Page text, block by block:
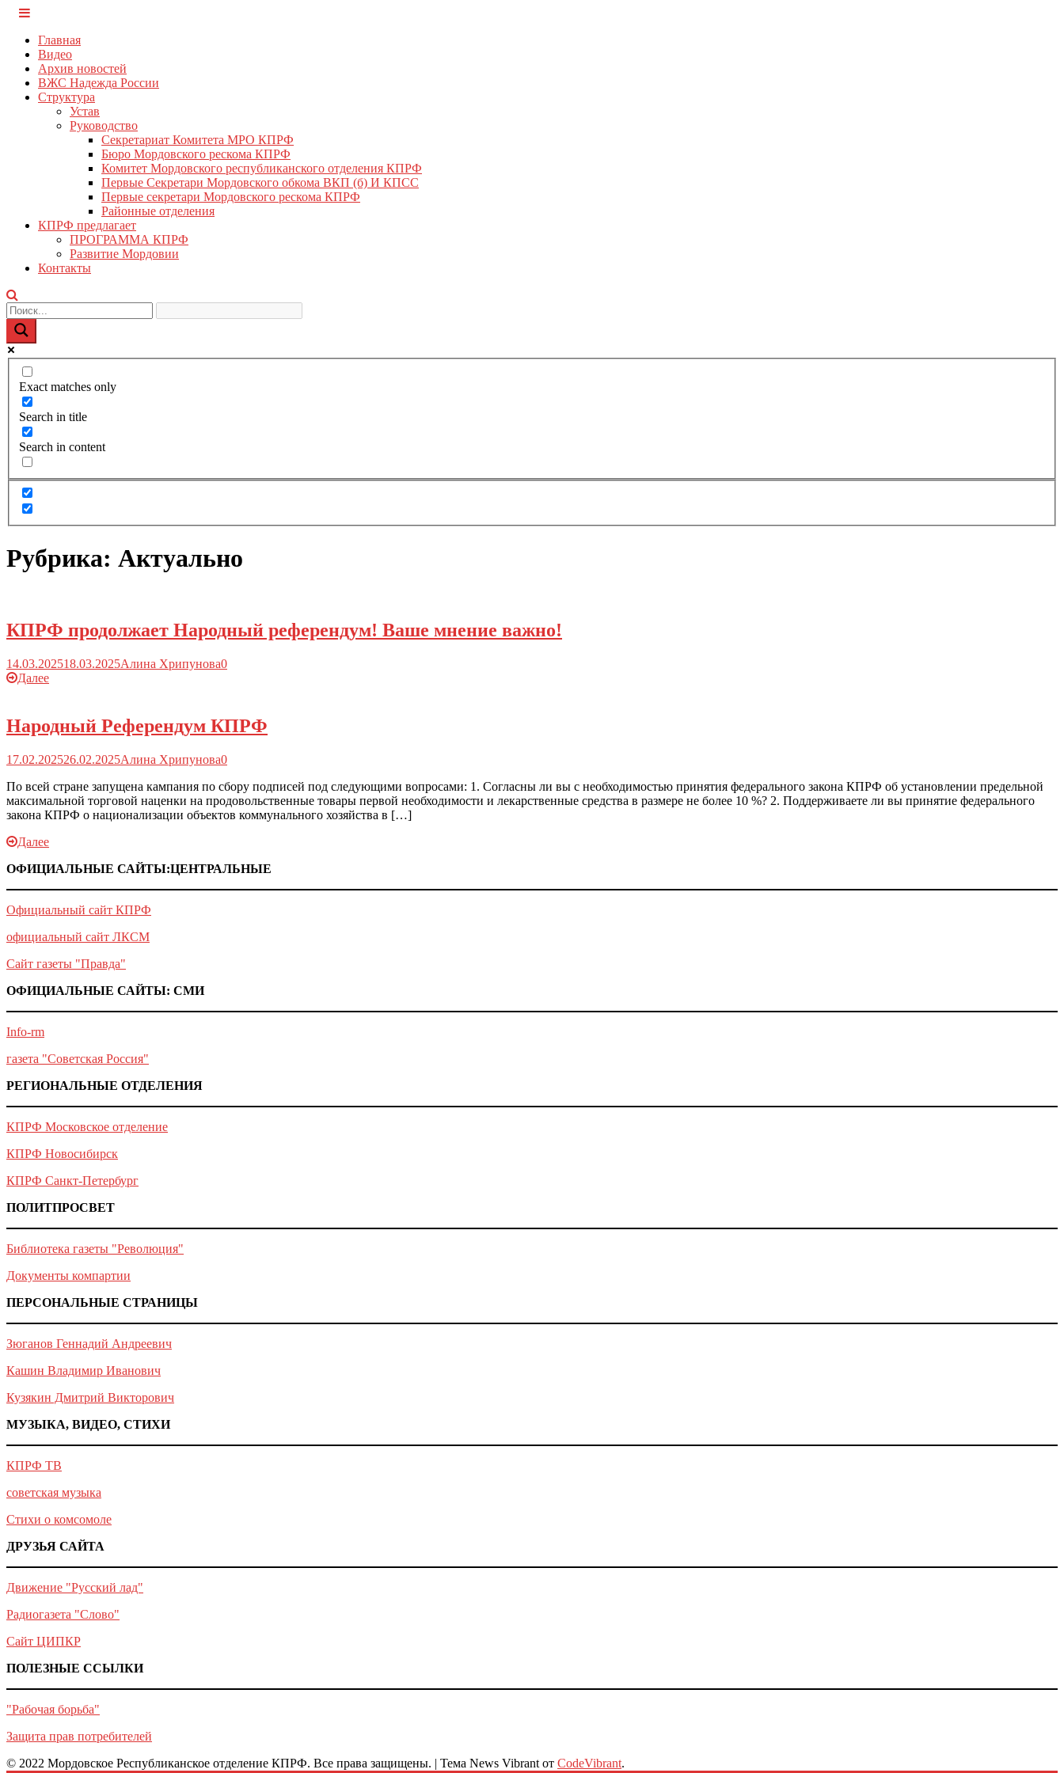
Перейти
содержимому
Главная
Видео
Архив новостей
ВЖС Надежда России
Структура
Устав
Руководство
Секретариат Комитета МРО КПРФ
Бюро Мордовского рескома КПРФ
Комитет Мордовского республиканского отделения КПРФ
Первые Секретари Мордовского обкома ВКП (б) И КПСС
Первые секретари Мордовского рескома КПРФ
Районные отделения
КПРФ предлагает
ПРОГРАММА КПРФ
Развитие Мордовии
Контакты
Exact matches only
Search in title
Search in content
Рубрика: Актуально
КПРФ продолжает Народный референдум! Ваше мнение важно!
14.03.202518.03.2025Алина Хрипунова0
Далее
Народный Референдум КПРФ
17.02.202526.02.2025Алина Хрипунова0
По всей стране запущена кампания по сбору подписей под следующими вопросами: 1. Согласны ли вы с необходимостью принятия федерального закона КПРФ об установлении предельной
максимальной торговой наценки на продовольственные товары первой необходимости и лекарственные средства в размере не более 10 %? 2. Поддерживаете ли вы принятие федерального
закона КПРФ о национализации объектов коммунального хозяйства в […]
Далее
ОФИЦИАЛЬНЫЕ САЙТЫ:ЦЕНТРАЛЬНЫЕ
Официальный сайт КПРФ
официальный сайт ЛКСМ
Сайт газеты "Правда"
ОФИЦИАЛЬНЫЕ САЙТЫ: СМИ
Info-rm
газета "Советская Россия"
РЕГИОНАЛЬНЫЕ ОТДЕЛЕНИЯ
КПРФ Московское отделение
КПРФ Новосибирск
КПРФ Санкт-Петербург
ПОЛИТПРОСВЕТ
Библиотека газеты "Революция"
Документы компартии
ПЕРСОНАЛЬНЫЕ СТРАНИЦЫ
Зюганов Геннадий Андреевич
Кашин Владимир Иванович
Кузякин Дмитрий Викторович
МУЗЫКА, ВИДЕО, СТИХИ
КПРФ ТВ
советская музыка
Стихи о комсомоле
ДРУЗЬЯ САЙТА
Движение "Русский лад"
Радиогазета "Слово"
Сайт ЦИПКР
ПОЛЕЗНЫЕ ССЫЛКИ
"Рабочая борьба"
Защита прав потребителей
© 2022 Мордовское Республиканское отделение КПРФ. Все права защищены. | Тема News Vibrant от CodeVibrant.